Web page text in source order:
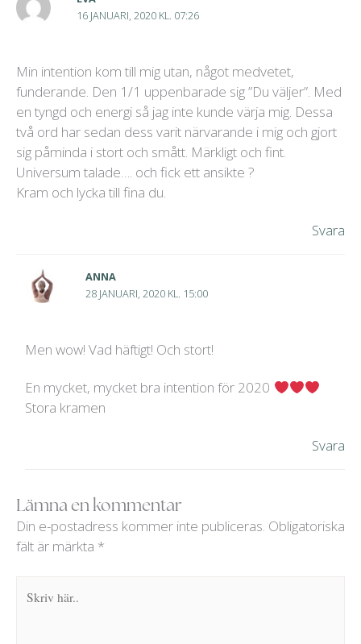
16 JANUARI, 2020 KL. 07:26
Min intention kom till mig utan, något medvetet,
funderande. Den 1/1 uppenbarade sig ”Du väljer”. Med
en tyngd och energi så jag inte kunde värja mig. Dessa
två ord har sedan dess varit närvarande i mig och gjort
sig påminda i stort och smått. Märkligt och fint.
Universum talade…. och fick ett ansikte ?
Kram och lycka till fina du.
Svara
ANNA
28 JANUARI, 2020 KL. 15:00
Men wow! Vad häftigt! Och stort!
En mycket, mycket bra intention för 2020
Stora kramen
Svara
Lämna en kommentar
Din e-postadress kommer inte publiceras. Obligatoriska
fält är märkta *
här..